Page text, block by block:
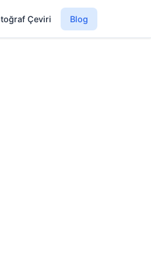
Çeviri Blog